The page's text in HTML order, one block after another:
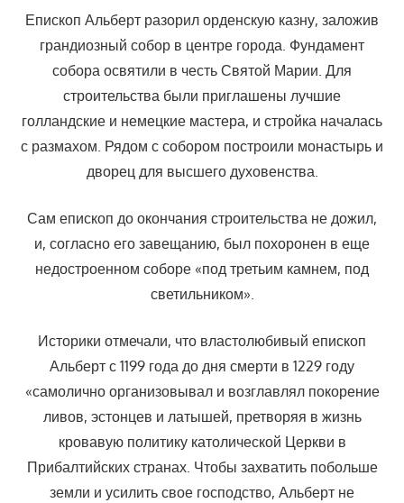
Епископ Альберт разорил орденскую казну, заложив
грандиозный собор в центре города. Фундамент
собора освятили в честь Святой Марии. Для
строительства были приглашены лучшие
голландские и немецкие мастера, и стройка началась
с размахом. Рядом с собором построили монастырь и
дворец для высшего духовенства.
Сам епископ до окончания строительства не дожил,
и, согласно его завещанию, был похоронен в еще
недостроенном соборе «под третьим камнем, под
светильником».
Историки отмечали, что властолюбивый епископ
Альберт с 1199 года до дня смерти в 1229 году
«самолично организовывал и возглавлял покорение
ливов, эстонцев и латышей, претворяя в жизнь
кровавую политику католической Церкви в
Прибалтийских странах. Чтобы захватить побольше
земли и усилить свое господство, Альберт не